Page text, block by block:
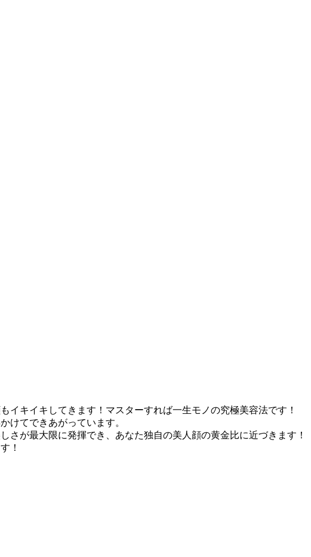
キイキしてきます！マスターすれば一生モノの究極美容法です！
けてできあがっています。
が最大限に発揮でき、あなた独自の美人顔の黄金比に近づきます！
！